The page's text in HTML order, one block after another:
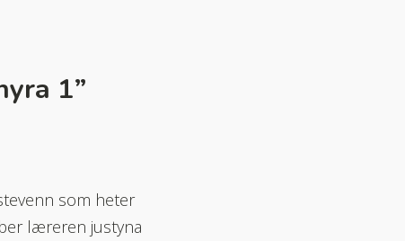
1”
som heter
læreren justyna